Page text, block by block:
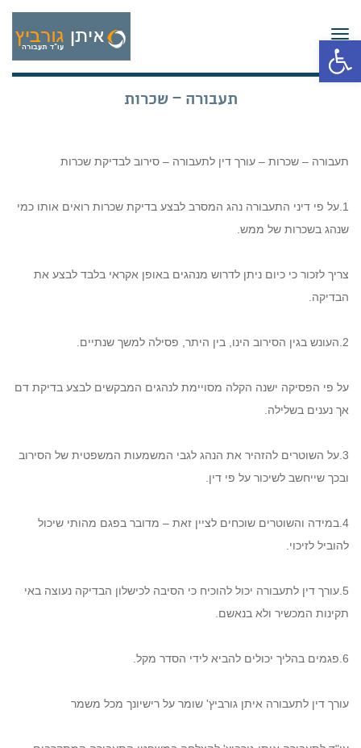
פתח סרגל נגישות
תפריט
תעבורה – שכרות
תעבורה – שכרות – עורך דין לתעבורה – סירוב לבדיקת שכרות
1.על פי דיני התעבורה נהג המסרב לבצע בדיקת שכרות רואים אותו כמי
שנהג בשכרות של ממש.
צריך לזכור כי כיום ניתן לדרוש מנהגים באופן אקראי בלבד לבצע את
הבדיקה.
2.העונש בגין הסירוב הינו, בין היתר, פסילה למשך שנתיים.
על פי הפסיקה ישנה הקלה מסויימת לנהגים המבקשים לבצע בדיקת דם
אך נענים בשלילה.
3.על השוטרים להזהיר את הנהג לגבי המשמעות המשפטית של הסירוב
ובכך שייחשב לשיכור על פי דין.
4.במידה והשוטרים שוכחים לציין זאת – מדובר בפגם מהותי שיכול
להוביל לזיכוי.
5.עורך דין לתעבורה יכול להוכיח כי הסיבה לכישלון הבדיקה נעוצה באי
תקינות המכשיר ולא בנאשם.
6.פגמים בהליך יכולים להביא לידי הסדר מקל.
עורך דין לתעבורה איתן גורביץ' שומר על רישיונך מכל משמר